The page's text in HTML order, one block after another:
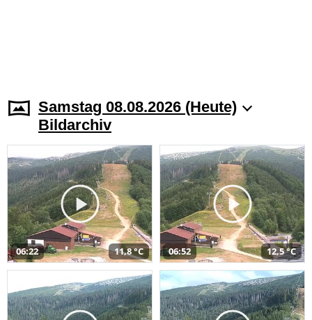
Samstag 08.08.2026 (Heute)
Bildarchiv
06:22 11,8 °C 06:52 12,5 °C